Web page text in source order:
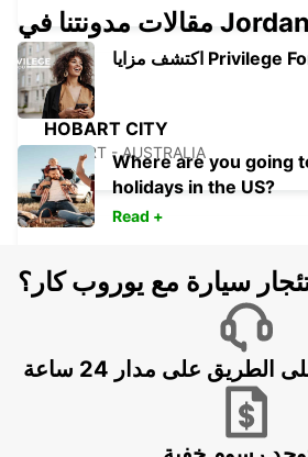
HOBART CITY
HOBART - AUSTRALIA
HOBART AIRPORT
CAMBRIDGE - AUSTRALIA
مقالات مدونتنا في Jordan
Where are you going
holidays in the US?
Read +
سيارة مع يوروب كار؟
على مدار 24 ساعة